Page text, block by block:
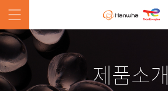
제품소개